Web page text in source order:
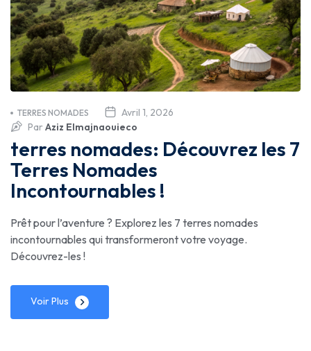
Avril 1, 2026
TERRES NOMADES
Par Aziz Elmajnaouieco
terres nomades: Découvrez les 7
Terres Nomades
Incontournables !
Prêt pour l’aventure ? Explorez les 7 terres nomades
incontournables qui transformeront votre voyage.
Découvrez-les !
Voir Plus